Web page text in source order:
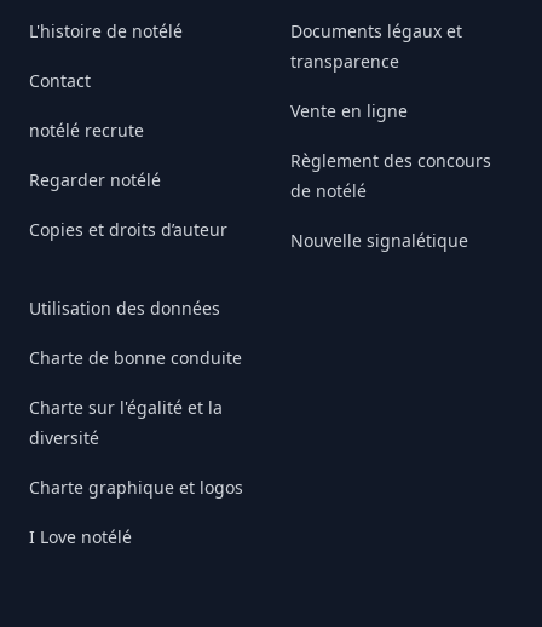
L'histoire de notélé
Contact
notélé recrute
Regarder notélé
Copies et droits d’auteur
Utilisation des données
Charte de bonne conduite
Charte sur l'égalité et la
diversité
Charte graphique et logos
I Love notélé
Documents légaux et
transparence
Vente en ligne
Règlement des concours
de notélé
Nouvelle signalétique